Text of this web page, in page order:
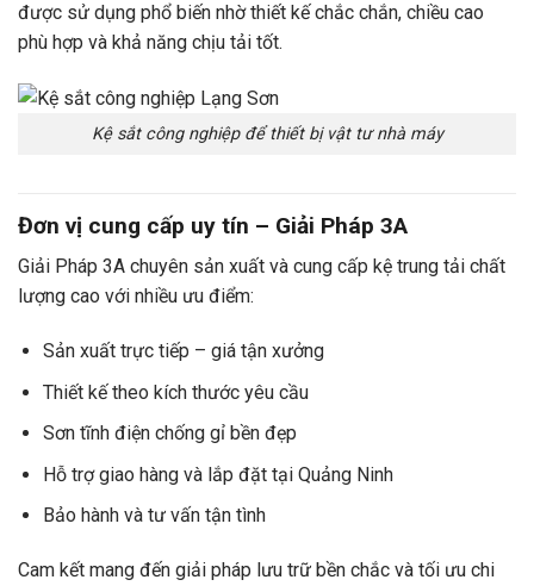
được sử dụng phổ biến nhờ thiết kế chắc chắn, chiều cao
phù hợp và khả năng chịu tải tốt.
Kệ sắt công nghiệp để thiết bị vật tư nhà máy
Đơn vị cung cấp uy tín – Giải Pháp 3A
Giải Pháp 3A chuyên sản xuất và cung cấp kệ trung tải chất
lượng cao với nhiều ưu điểm:
Sản xuất trực tiếp – giá tận xưởng
Thiết kế theo kích thước yêu cầu
Sơn tĩnh điện chống gỉ bền đẹp
Hỗ trợ giao hàng và lắp đặt tại Quảng Ninh
Bảo hành và tư vấn tận tình
Cam kết mang đến giải pháp lưu trữ bền chắc và tối ưu chi